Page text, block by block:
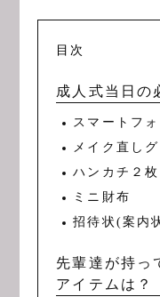
目次
成人式当日の
スマートフ
メイク直し
ハンカチ２枚
ミニ財布
招待状(案内
先輩達が持っ
アイテムは？